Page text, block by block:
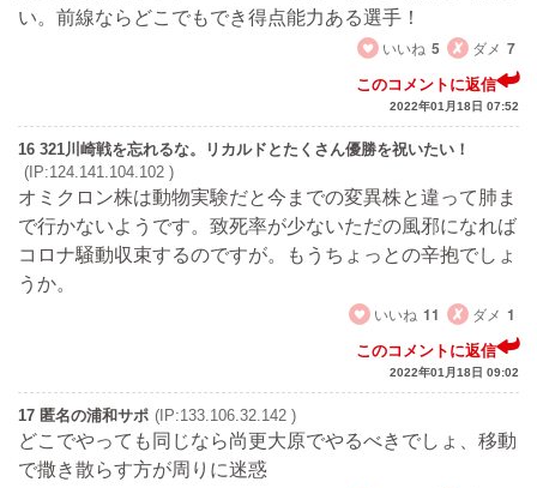
い。前線ならどこでもでき得点能力ある選手！
いいね 5 ダメ 7
このコメントに返信
2022年01月18日 07:52
16 321川崎戦を忘れるな。リカルドとたくさん優勝を祝いたい！
(IP:124.141.104.102 )
オミクロン株は動物実験だと今までの変異株と違って肺ま
で行かないようです。致死率が少ないただの風邪になれば
コロナ騒動収束するのですが。もうちょっとの辛抱でしょ
うか。
いいね 11 ダメ 1
このコメントに返信
2022年01月18日 09:02
17 匿名の浦和サポ (IP:133.106.32.142 )
どこでやっても同じなら尚更大原でやるべきでしょ、移動
で撒き散らす方が周りに迷惑